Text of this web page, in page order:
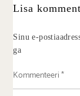
Lisa
Sinu e-
ga